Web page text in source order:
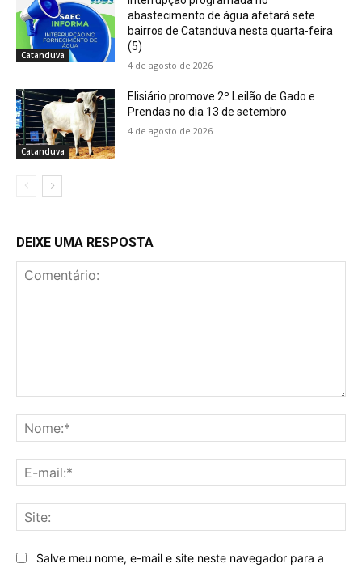
Catanduva
abastecimento de água afetará sete
bairros de Catanduva nesta quarta-feira
(5)
4 de agosto de 2026
Catanduva
Elisiário promove 2º Leilão de Gado e
Prendas no dia 13 de setembro
4 de agosto de 2026
DEIXE UMA RESPOSTA
Salve meu nome, e-mail e site neste navegador para a